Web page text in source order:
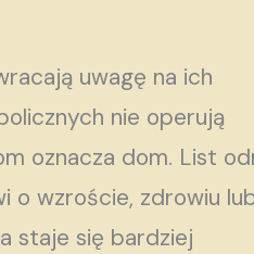
uwagę na ich
nie operują
oznacza dom. List
o wzroście, zdrowiu
staje się bardziej